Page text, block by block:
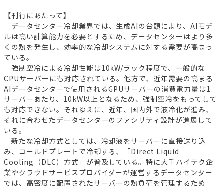
【刊行にあたって】
データセンター冷却業界では、生成AIの台頭により、AIモデ
ルは高い計算能力を必要とするため、データセンターはより多
くの熱を発生し、効率的な冷却システムに対する需要が高まっ
ている。
強制空冷による冷却性能は10kW/ラック程度で、一般的な
CPUサーバーにも対応されている。他方で、近年需要の高まる
AIデータセンターで使用されるGPUサーバーの消費電力量は1
サーバーあたり、10kW以上となるため、強制空冷をもってして
も対応できない。それゆえに、近年、国内外で液冷化が進み、
それに合わせたデータセンターのファシリティ設計が進展して
いる。
新たな冷却方式としては、冷却液をサーバーに直接送り込
み、コールドプレートで冷却する、「Direct Liquid
Cooling（DLC）方式」が普及している。特に大手ハイテク企
業やクラウドサービスプロバイダーが運営するデータセンター
では、高密度に配置されたサーバーの熱負荷を管理するため